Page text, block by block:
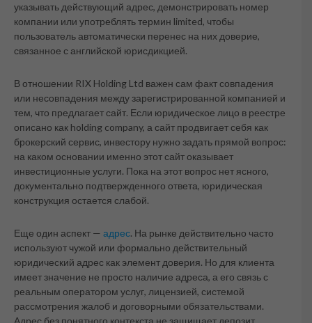
указывать действующий адрес, демонстрировать номер
компании или употреблять термин limited, чтобы
пользователь автоматически перенес на них доверие,
связанное с английской юрисдикцией.
В отношении RIX Holding Ltd важен сам факт совпадения
или несовпадения между зарегистрированной компанией и
тем, что предлагает сайт. Если юридическое лицо в реестре
описано как holding company, а сайт продвигает себя как
брокерский сервис, инвестору нужно задать прямой вопрос:
на каком основании именно этот сайт оказывает
инвестиционные услуги. Пока на этот вопрос нет ясного,
документально подтвержденного ответа, юридическая
конструкция остается слабой.
Еще один аспект — адрес. На рынке действительно часто
используют чужой или формально действительный
юридический адрес как элемент доверия. Но для клиента
имеет значение не просто наличие адреса, а его связь с
реальным оператором услуг, лицензией, системой
рассмотрения жалоб и договорными обязательствами.